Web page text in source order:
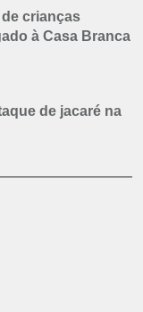
crianças
à Casa Branca
de jacaré na